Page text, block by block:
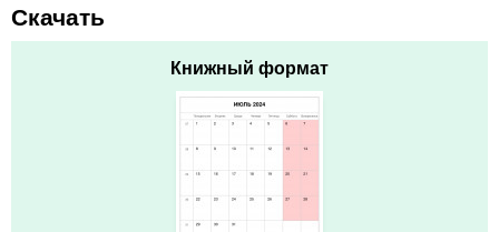
Скачать
Книжный формат